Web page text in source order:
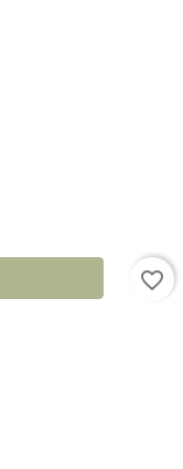
favorite_border